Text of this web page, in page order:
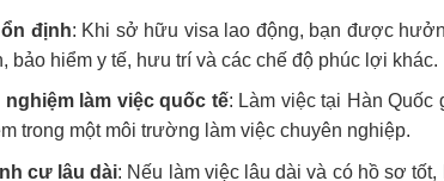
định: Khi sở hữu visa lao động, bạn được
bảo hiểm y tế, hưu trí và các chế độ phúc lợi khác.
làm việc quốc tế: Làm việc tại Hàn
trong một môi trường làm việc chuyên nghiệp.
cư lâu dài: Nếu làm việc lâu dài và có hồ sơ